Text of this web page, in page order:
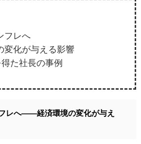
フレへ
化が与える影響
た社長の事例
レへ――経済環境の変化が与え